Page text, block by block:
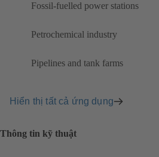
Fossil-fuelled power stations
Petrochemical industry
Pipelines and tank farms
Hiển thị tất cả ứng dụng
Thông tin kỹ thuật